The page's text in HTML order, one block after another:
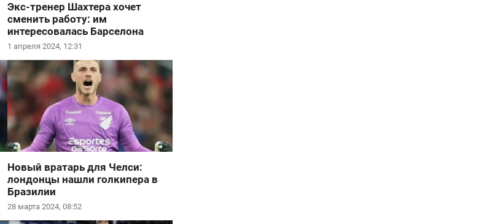
1 апреля 2024, 12:31
Экс-тренер Шахтера хочет
сменить работу: им
интересовалась Барселона
28 марта 2024, 08:52
Новый вратарь для Челси:
лондонцы нашли голкипера в
Бразилии